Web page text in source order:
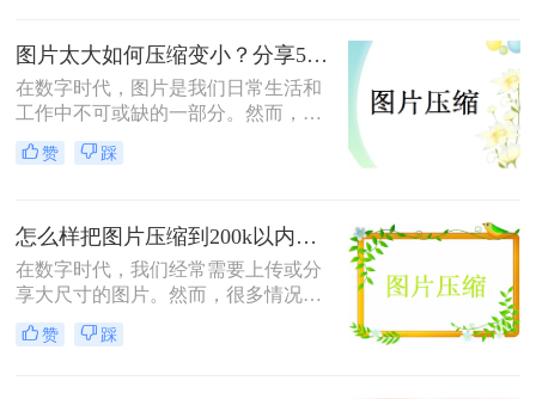
下呢？本文将详细介绍几种将图片压
缩到100KB以下的有效方法。
图片太大如何压缩变小？分享5个方法，让你轻松调整图片大小
在数字时代，图片是我们日常生活和
工作中不可或缺的一部分。然而，随
着图片分辨率和质量的不断提高，图
片文件的大小也相应增大，这可能会
尤为重要。本文将详细介绍几种图片
压缩的方法，并给出一些实用的建议
和注意事项。
赞 踩
怎么样把图片压缩到200k以内？来试试这四种压缩方法！
在数字时代，我们经常需要上传或分
享大尺寸的图片。然而，很多情况
下，图片的大小受到了限制，例如社
交媒体、电子邮件等平台通常要求图
赞 踩